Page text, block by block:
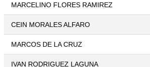
MARCELINO FLORES RAMIREZ
CEIN MORALES ALFARO
MARCOS DE LA CRUZ
IVAN RODRIGUEZ LAGUNA